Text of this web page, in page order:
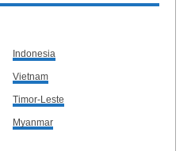
Indonesia
Vietnam
Timor-Leste
Myanmar